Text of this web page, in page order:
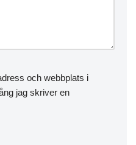
och webbplats i
jag skriver en